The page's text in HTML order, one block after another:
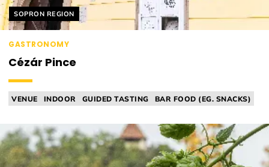
Helyszín címkék:
SOPRON REGION
GASTRONOMY
Cézár Pince
VENUE INDOOR GUIDED TASTING
BAR FOOD (EG. SNACKS)